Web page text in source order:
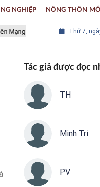
Mạng lưới các Thành phố Thủ
Thứ 7,
NGHIỆP NÔNG THÔN
Tác giả được đọc
TH
Minh Trí
PV